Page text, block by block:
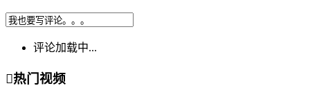
评论加载中...
热门视频